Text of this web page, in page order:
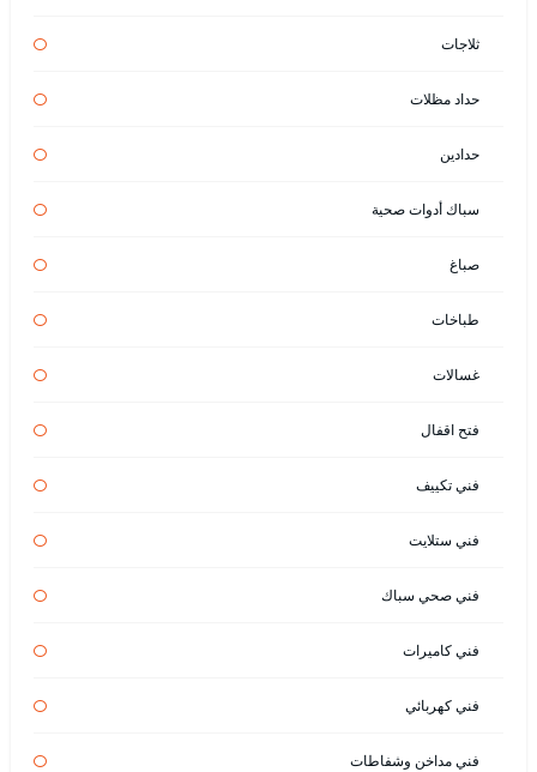
ثلاجات
حداد مظلات
حدادين
سباك أدوات صحية
صباغ
طباخات
غسالات
فتح اقفال
فني تكييف
فني ستلايت
فني صحي سباك
فني كاميرات
فني كهربائي
فني مداخن وشفاطات